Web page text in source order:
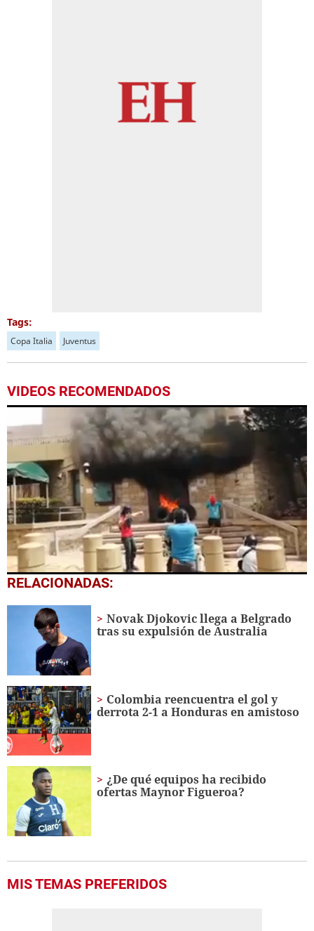
Tags:
Copa Italia Juventus
VIDEOS RECOMENDADOS
0
seconds
seconds
RELACIONADAS:
Novak Djokovic llega a Belgrado
tras su expulsión de Australia
Colombia reencuentra el gol y
derrota 2-1 a Honduras en amistoso
¿De qué equipos ha recibido
ofertas Maynor Figueroa?
MIS TEMAS PREFERIDOS